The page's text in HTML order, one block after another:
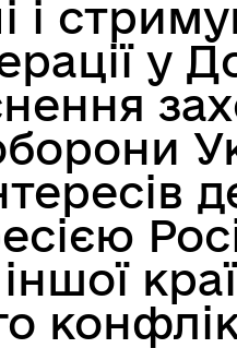
Дайджест Реєстру збитків
України: Питання та
і
у